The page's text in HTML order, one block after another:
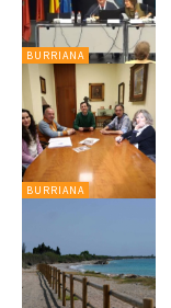
BURRIANA
BURRIANA